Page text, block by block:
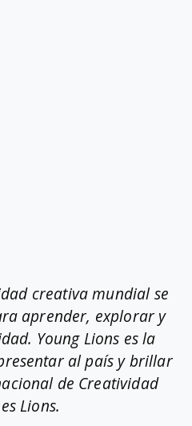
creativa mundial se
aprender, explorar y
Young Lions es la
al país y brillar
de Creatividad
Lions.